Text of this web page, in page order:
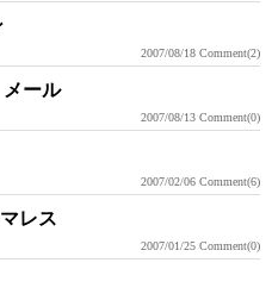
2007/08/18 Comment(2)
ール
2007/08/13 Comment(0)
2007/02/06 Comment(6)
レス
2007/01/25 Comment(0)